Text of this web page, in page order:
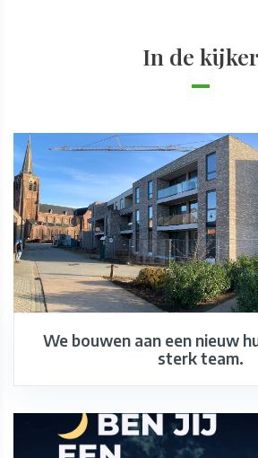
In de kijker
We bouwen aan een nieuw
sterk team.